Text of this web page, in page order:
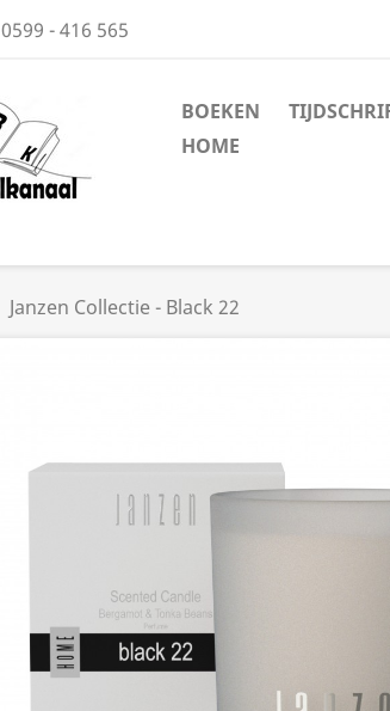
0599 - 416 565
BOEKEN
HOME
Janzen Collectie - Black 22